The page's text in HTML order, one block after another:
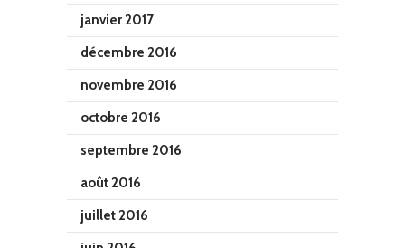
janvier 2017
décembre 2016
novembre 2016
octobre 2016
septembre 2016
août 2016
juillet 2016